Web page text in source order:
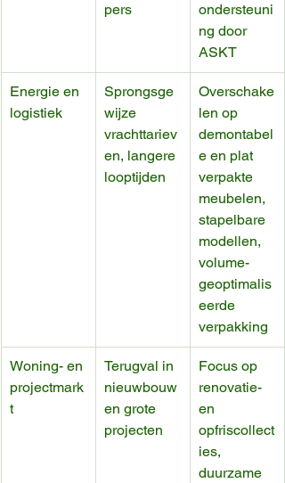
pers
ondersteuni
ng door
ASKT
Energie en
logistiek
Sprongsge
wijze
vrachttariev
en, langere
looptijden
Overschake
len op
demontabel
e en plat
verpakte
meubelen,
stapelbare
modellen,
volume-
geoptimalis
eerde
verpakking
Woning- en
projectmark
t
Terugval in
nieuwbouw
en grote
projecten
Focus op
renovatie-
en
opfriscollect
ies,
duurzame